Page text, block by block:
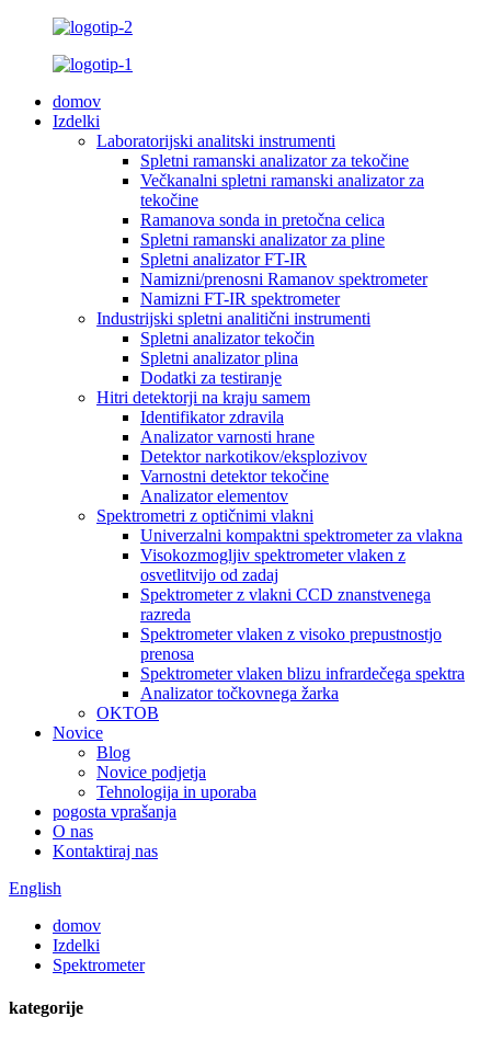
domov
Izdelki
Laboratorijski analitski instrumenti
Spletni ramanski analizator za tekočine
Večkanalni spletni ramanski analizator za
tekočine
Ramanova sonda in pretočna celica
Spletni ramanski analizator za pline
Spletni analizator FT-IR
Namizni/prenosni Ramanov spektrometer
Namizni FT-IR spektrometer
Industrijski spletni analitični instrumenti
Spletni analizator tekočin
Spletni analizator plina
Dodatki za testiranje
Hitri detektorji na kraju samem
Identifikator zdravila
Analizator varnosti hrane
Detektor narkotikov/eksplozivov
Varnostni detektor tekočine
Analizator elementov
Spektrometri z optičnimi vlakni
Univerzalni kompaktni spektrometer za vlakna
Visokozmogljiv spektrometer vlaken z
osvetlitvijo od zadaj
Spektrometer z vlakni CCD znanstvenega
razreda
Spektrometer vlaken z visoko prepustnostjo
prenosa
Spektrometer vlaken blizu infrardečega spektra
Analizator točkovnega žarka
OKTOB
Novice
Blog
Novice podjetja
Tehnologija in uporaba
pogosta vprašanja
O nas
Kontaktiraj nas
English
domov
Izdelki
Spektrometer
kategorije